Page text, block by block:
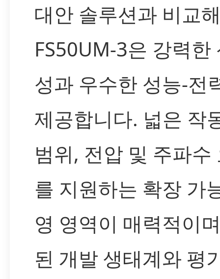
대안 솔루션과 비교
FS50UM-3은 강력한
성과 우수한 성능-전
제공합니다. 넓은 작
범위, 전압 및 주파수
를 지원하는 확장 가
영 영역이 매력적이
된 개발 생태계와 평